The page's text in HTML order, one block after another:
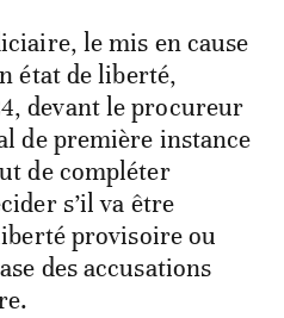
le mis en cause
état de liberté,
devant le procureur
de première instance
de compléter
s’il va être
provisoire ou
des accusations